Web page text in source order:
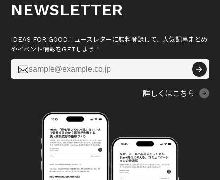
NEWSLETTER
IDEAS FOR GOODニュースレターに無料登録して、人気記事まとめ
やイベント情報をGETしよう！

詳しくはこちら